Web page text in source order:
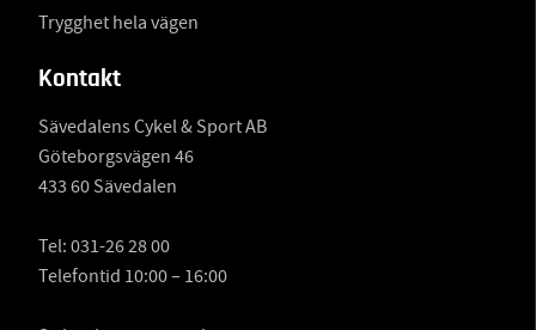
Trygghet hela vägen
Kontakt
Sävedalens Cykel & Sport AB
Göteborgsvägen 46
433 60 Sävedalen
Tel: 031-26 28 00
Telefontid 10:00 – 16:00